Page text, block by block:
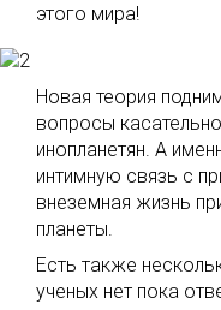
этого мира!
Новая теория
вопросы
инопланетян. А
интимную связь с
внеземная жизнь
планеты.
Есть также
ученых нет пока